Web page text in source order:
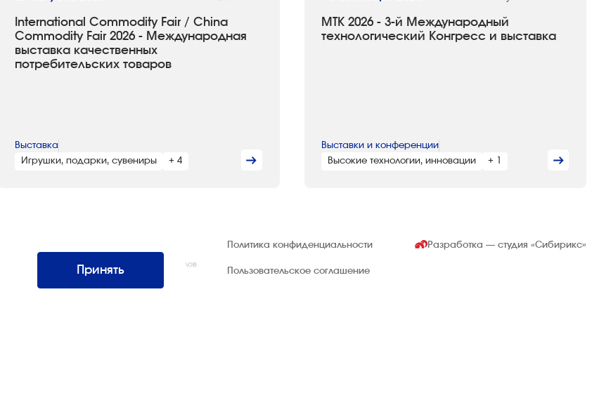
International Commodity Fair / China
Commodity Fair 2026 - Международная
выставка качественных
потребительских товаров
Выставка
Игрушки, подарки, сувениры
+ 4
МТК 2026 - 3-й Международный
технологический Конгресс и выставка
Выставки и конференции
Высокие технологии, инновации
+ 1
Интернэшнл»
Все права защищены. Использование материалов
возможно только со ссылкой на источник.
Политика конфиденциальности
Пользовательское соглашение
Разработка — студия«Сибирикс»
Принять